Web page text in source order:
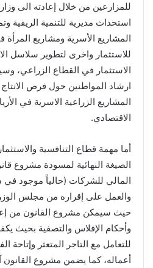
للمزارعين من خلال إعادته الى
استحداث مديرية للتنمية الريفية
المشاريع الأسرية ومشاريع
للاستثمار واخرى لتطوير سلاسل
الاستثمار في القطاع الزراعي،
ارشاد المواطنين حول فرص
المشاريع الزراعية الاسرية في
الاقتصادي.
أما مهمة قطاع التنافسية
الصيغة النهائية لمسودة مشروع
المالي للشركات (حالياً موجود في
والعمل على إقراره من مجلس
حيث سيمكن مشروع القانون من
وأحكام الإفلاس والتصفية بحيث
للتعامل مع التاجر المتعثر وإتاحة
أعماله، كما يضمن مشروع القانون